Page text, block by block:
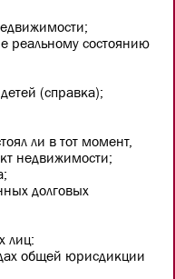
реальному состоянию
(справка);
ли в тот момент,
недвижимости;
долговых
лиц:
общей юрисдикции